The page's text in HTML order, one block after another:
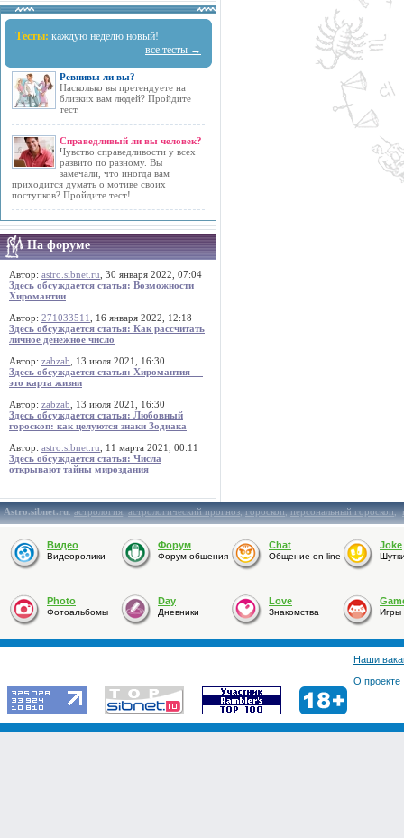
Тесты: каждую неделю новый!
все тесты →
Ревнивы ли вы?
Насколько вы претендуете на
близких вам людей? Пройдите
тест.
Справедливый ли вы человек?
Чувство справедливости у всех
развито по разному. Вы
замечали, что иногда вам
приходится думать о мотиве своих
поступков? Пройдите тест!
На форуме
Автор: astro.sibnet.ru , 30 января 2022, 07:04
Здесь обсуждается статья: Возможности
Хиромантии
Автор: 271033511
, 16 января 2022, 12:18
Здесь обсуждается статья: Как рассчитать
личное денежное число
Автор: zabzab , 13 июля 2021, 16:30
Здесь обсуждается статья: Хиромантия —
это карта жизни
Автор: zabzab , 13 июля 2021, 16:30
Здесь обсуждается статья: Любовный
гороскоп: как целуются знаки Зодиака
Автор: astro.sibnet.ru , 11 марта 2021, 00:11
Здесь обсуждается статья: Числа
открывают тайны мироздания
Astro.sibnet.ru:астрология,астрологический прогноз,гороскоп,персональный гороскоп,
Видео
Видеоролики
Форум
Форум общения
Chat
Общение on-line
Joke
Photo
Фотоальбомы
Day
Дневники
Love
Знакомства Игры
Наши
О проекте